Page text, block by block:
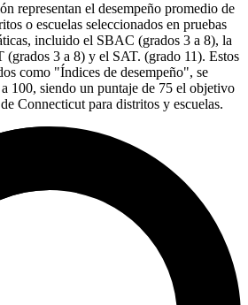
representan el desempeño promedio de
o escuelas seleccionados en pruebas
incluido el SBAC (grados 3 a 8), la
3 a 8) y el SAT. (grado 11). Estos
como "Índices de desempeño", se
100, siendo un puntaje de 75 el objetivo
Connecticut para distritos y escuelas.